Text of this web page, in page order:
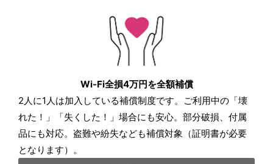
Wi-Fi全損4万円を全額補償
2人に1人は加入している補償制度です。ご利用中の「壊
れた！」「失くした！」場合にも安心。部分破損、付属
品にも対応。盗難や紛失なども補償対象（証明書が必要
となります）。